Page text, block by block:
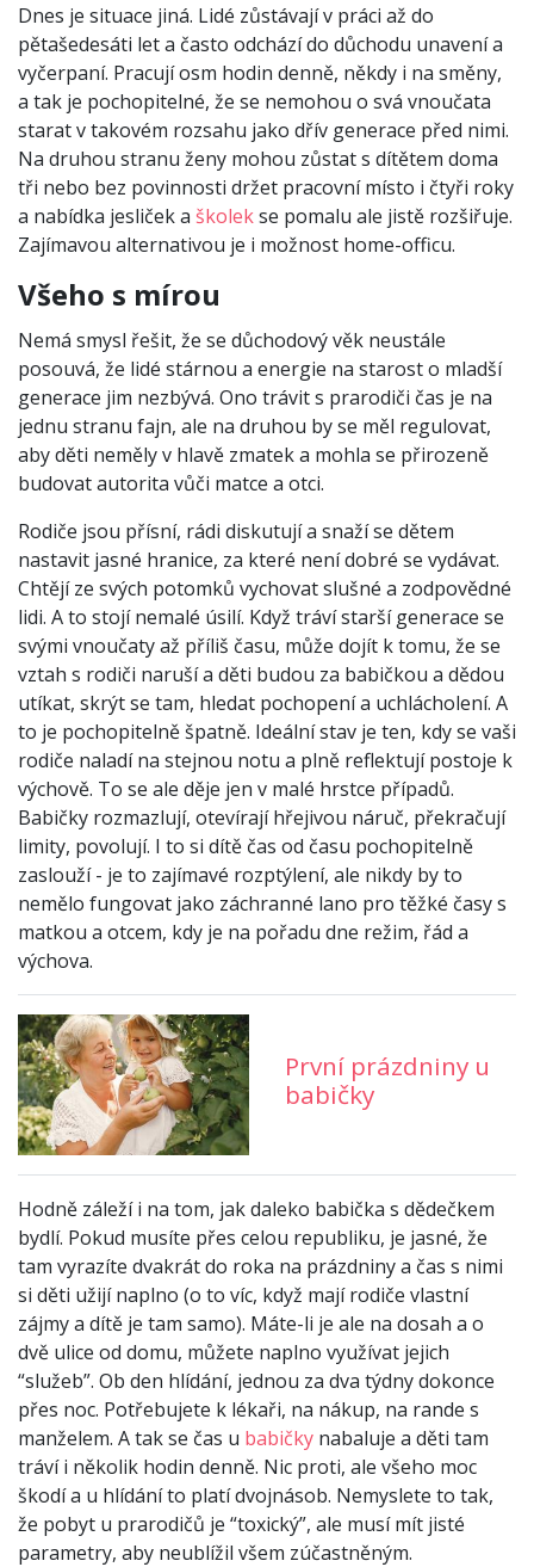
Dnes je situace jiná. Lidé zůstávají v práci až do
pětašedesáti let a často odchází do důchodu unavení a
vyčerpaní. Pracují osm hodin denně, někdy i na směny,
a tak je pochopitelné, že se nemohou o svá vnoučata
starat v takovém rozsahu jako dřív generace před nimi.
Na druhou stranu ženy mohou zůstat s dítětem doma
tři nebo bez povinnosti držet pracovní místo i čtyři roky
a nabídka jesliček a školekse pomalu ale jistě rozšiřuje.
Zajímavou alternativou je i možnost home-officu.
Všeho s mírou
Nemá smysl řešit, že se důchodový věk neustále
posouvá, že lidé stárnou a energie na starost o mladší
generace jim nezbývá. Ono trávit s prarodiči čas je na
jednu stranu fajn, ale na druhou by se měl regulovat,
aby děti neměly v hlavě zmatek a mohla se přirozeně
budovat autorita vůči matce a otci.
Rodiče jsou přísní, rádi diskutují a snaží se dětem
nastavit jasné hranice, za které není dobré se vydávat.
Chtějí ze svých potomků vychovat slušné a zodpovědné
lidi. A to stojí nemalé úsilí. Když tráví starší generace se
svými vnoučaty až příliš času, může dojít k tomu, že se
vztah s rodiči naruší a děti budou za babičkou a dědou
utíkat, skrýt se tam, hledat pochopení a uchlácholení. A
to je pochopitelně špatně. Ideální stav je ten, kdy se vaši
rodiče naladí na stejnou notu a plně reflektují postoje k
výchově. To se ale děje jen v malé hrstce případů.
Babičky rozmazlují, otevírají hřejivou náruč, překračují
limity, povolují. I to si dítě čas od času pochopitelně
zaslouží - je to zajímavé rozptýlení, ale nikdy by to
nemělo fungovat jako záchranné lano pro těžké časy s
matkou a otcem, kdy je na pořadu dne režim, řád a
výchova.
První prázdniny u
babičky
Hodně záleží i na tom, jak daleko babička s dědečkem
bydlí. Pokud musíte přes celou republiku, je jasné, že
tam vyrazíte dvakrát do roka na prázdniny a čas s nimi
si děti užijí naplno (o to víc, když mají rodiče vlastní
zájmy a dítě je tam samo). Máte-li je ale na dosah a o
dvě ulice od domu, můžete naplno využívat jejich
“služeb”. Ob den hlídání, jednou za dva týdny dokonce
přes noc. Potřebujete k lékaři, na nákup, na rande s
manželem. A tak se čas u babičky nabaluje a děti tam
tráví i několik hodin denně. Nic proti, ale všeho moc
škodí a u hlídání to platí dvojnásob. Nemyslete to tak,
že pobyt u prarodičů je “toxický”, ale musí mít jisté
parametry, aby neublížil všem zúčastněným.